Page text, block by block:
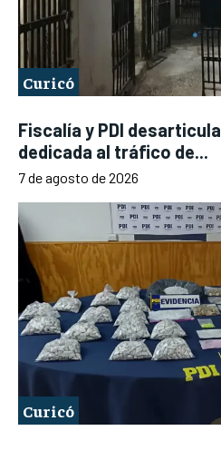
Curicó
Fiscalía y PDI
dedicada al tráfico de...
7 de agosto de 2026
Curicó